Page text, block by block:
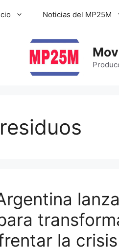
Noticias del MP25M
la